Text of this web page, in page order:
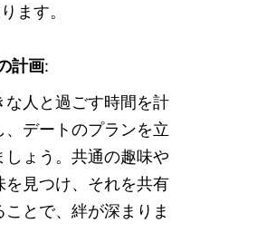
ます。
計画:
な人と過ごす時間を計
、デートのプランを立
しょう。共通の趣味や
を見つけ、それを共有
ことで、絆が深まりま